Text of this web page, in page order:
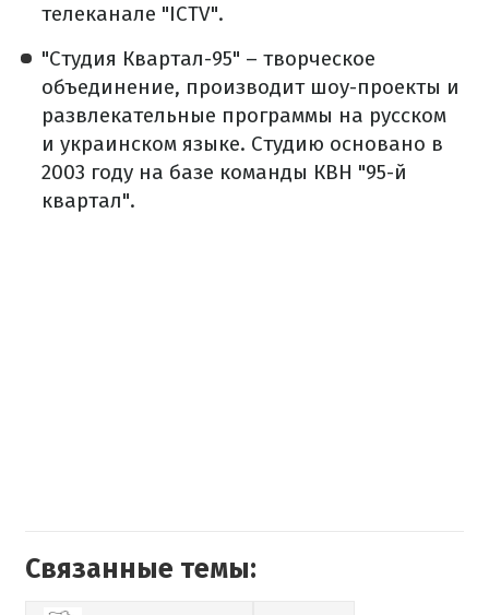
телеканале "ICTV".
"Студия Квартал-95" – творческое
объединение, производит шоу-проекты и
развлекательные программы на русском
и украинском языке. Студию основано в
2003 году на базе команды КВН "95-й
квартал".
Связанные темы: